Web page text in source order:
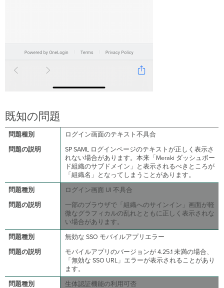
既知の問題
ログイン画面のテキスト不具合
SP SAML ログインページのテキストが正しく表示さ
れない場合があります。本来「Meraki ダッシュボー
ド組織のサブドメイン」と表示されるべきところが
「組織名」となってしまうことがあります。
ログイン画面 UI 不具合
一部のブラウザで「組織へのサインイン」画面が軽
微なグラフィカルの乱れとともに正しく表示されな
い場合があります。
無効な SSO モバイルアプリエラー
モバイルアプリのバージョンが 4.25.1 未満の場合、
「無効な SSO URL」エラーが表示されることがあり
ます。
生体認証機能の利用可否